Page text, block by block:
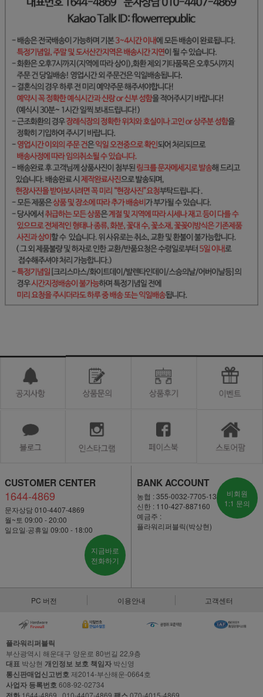
CUSTOMER CENTER
1644-4869
문자상담 010-4407-4869
월~토 09:00 - 20:00
일요일·공휴일 09:00 - 18:00
지금바로
전화하기
BANK ACCOUNT
농협 : 355-0032-7705-13
신한 : 110-427-887160
예금주 :
플라워리퍼블릭(박상현)
비회원
1:1 문의
PC 버전 이용안내 고객센터
플라워리퍼블릭
부산광역시 해운대구 양운로 80번길 22,9층
대표 박상현 개인정보 보호 책임자 박신영
통신판매업신고번호제2014-부산해운-0664호
사업자 등록번호608-92-02734